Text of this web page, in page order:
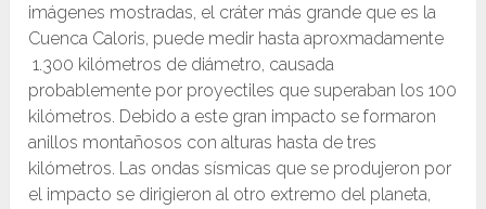
imágenes mostradas, el cráter más grande que es la
Cuenca Caloris, puede medir hasta aproxmadamente
1.300 kilómetros de diámetro, causada
probablemente por proyectiles que superaban los 100
kilómetros. Debido a este gran impacto se formaron
anillos montañosos con alturas hasta de tres
kilómetros. Las ondas sísmicas que se produjeron por
el impacto se dirigieron al otro extremo del planeta,